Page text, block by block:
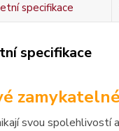
specifikace
specifikace
svou spolehlivostí